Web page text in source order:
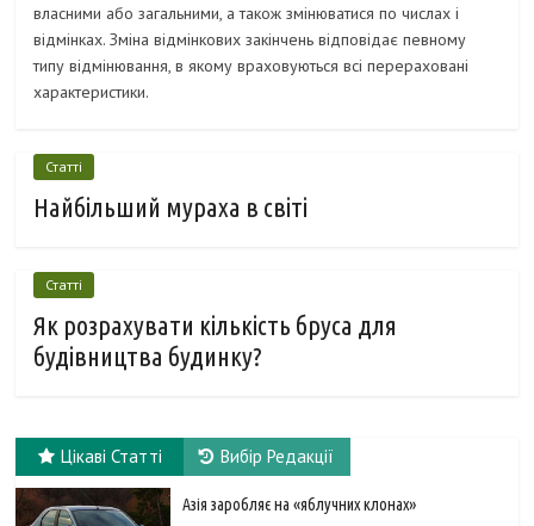
власними або загальними, а також змінюватися по числах і
відмінках. Зміна відмінкових закінчень відповідає певному
типу відмінювання, в якому враховуються всі перераховані
характеристики.
Статті
Найбільший мураха в світі
Статті
Як розрахувати кількість бруса для
будівництва будинку?
Цікаві Статті Вибір Редакції
Азія заробляє на «яблучних клонах»